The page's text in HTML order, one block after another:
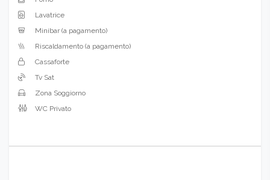
Lavatrice
Minibar (a pagamento)
Riscaldamento (a pagamento)
Cassaforte
Tv Sat
Zona Soggiorno
WC Privato